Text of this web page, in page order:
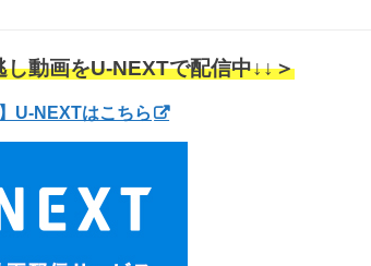
動画をU-NEXTで配信中↓↓＞
U-NEXTはこちら